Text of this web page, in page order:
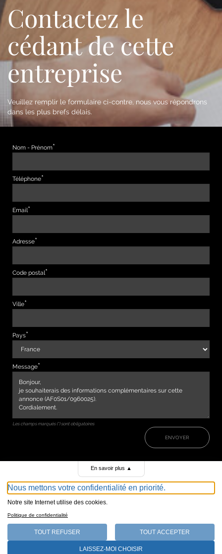
Contactez le
cédant de cette
entreprise
Veuillez remplir le formulaire ci-contre, nous vous répondrons
dans les plus brefs délais.
Nom - Prénom
Téléphone
Email
Adresse
Code postal
Ville
Pays
Message
Les champs marqués (*) sont obligatoires
ENVOYER
147, avenue de Malakoff 75116 Paris
En savoir plus ▲
Nous mettons votre confidentialité en priorité.
Notre site Internet utilise des cookies.
Politique de confidentialité
TOUT REFUSER TOUT ACCEPTER
LAISSEZ-MOI CHOISIR